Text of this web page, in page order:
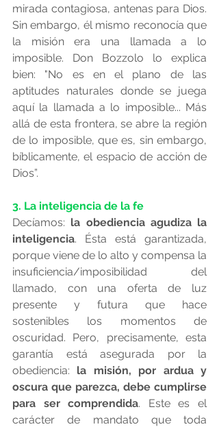
mirada contagiosa, antenas para Dios.
Sin embargo, él mismo reconocía que
la misión era una llamada a lo
imposible. Don Bozzolo lo explica
bien: "No es en el plano de las
aptitudes naturales donde se juega
aquí la llamada a lo imposible... Más
allá de esta frontera, se abre la región
de lo imposible, que es, sin embargo,
bíblicamente, el espacio de acción de
Dios”.
3. La inteligencia de la fe
Decíamos: la obediencia agudiza la
inteligencia. Ésta está garantizada,
porque viene de lo alto y compensa la
insuficiencia/imposibilidad del
llamado, con una oferta de luz
presente y futura que hace
sostenibles los momentos de
oscuridad. Pero, precisamente, esta
garantía está asegurada por la
obediencia: la misión, por ardua y
oscura que parezca, debe cumplirse
para ser comprendida. Este es el
carácter de mandato que toda